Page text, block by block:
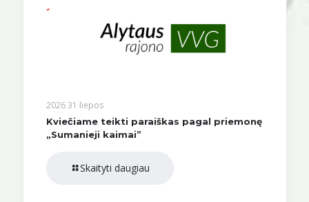
2026 31 liepos
Kviečiame teikti paraiškas pagal priemonę
„Sumanieji kaimai”
Skaityti daugiau